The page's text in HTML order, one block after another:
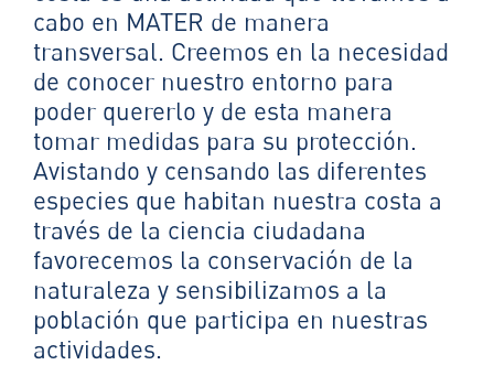
cabo en MATER de manera
transversal. Creemos en la necesidad
de conocer nuestro entorno para
poder quererlo y de esta manera
tomar medidas para su protección.
Avistando y censando las diferentes
especies que habitan nuestra costa a
través de la ciencia ciudadana
favorecemos la conservación de la
naturaleza y sensibilizamos a la
población que participa en nuestras
actividades.